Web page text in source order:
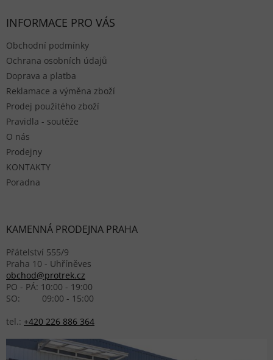
INFORMACE PRO VÁS
Obchodní podmínky
Ochrana osobních údajů
Doprava a platba
Reklamace a výměna zboží
Prodej použitého zboží
Pravidla - soutěže
O nás
Prodejny
KONTAKTY
Poradna
KAMENNÁ PRODEJNA PRAHA
Přátelství 555/9
Praha 10 - Uhříněves
obchod@protrek.cz
PO - PÁ: 10:00 - 19:00
SO: 09:00 - 15:00
tel.: +420 226 886 364